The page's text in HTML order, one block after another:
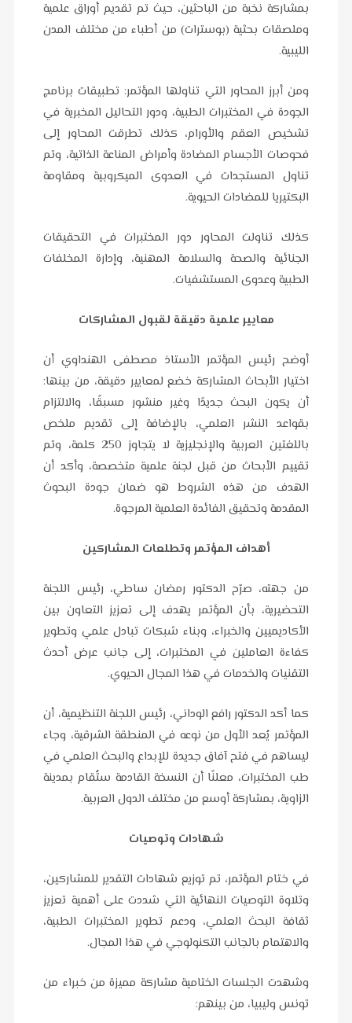
بمشاركة نخبة من الباحثين، حيث تم تقديم أوراق علمية
وملصقات بحثية (بوسترات) من أطباء من مختلف المدن
الليبية.
ومن أبرز المحاور التي تناولها المؤتمر: تطبيقات برنامج
الجودة في المختبرات الطبية، ودور التحاليل المخبرية في
تشخيص العقم والأورام، كذلك تطرقت المحاور إلى
فحوصات الأجسام المضادة وأمراض المناعة الذاتية، وتم
تناول المستجدات في العدوى الميكروبية ومقاومة
البكتيريا للمضادات الحيوية.
كذلك تناولت المحاور دور المختبرات في التحقيقات
الجنائية والصحة والسلامة المهنية، وإدارة المخلفات
الطبية وعدوى المستشفيات.
معايير علمية دقيقة لقبول المشاركات
أوضح رئيس المؤتمر الأستاذ مصطفى الهنداوي أن
اختيار الأبحاث المشاركة خضع لمعايير دقيقة، من بينها:
أن يكون البحث جديدًا وغير منشور مسبقًا، والالتزام
بقواعد النشر العلمي، بالإضافة إلى تقديم ملخص
باللغتين العربية والإنجليزية لا يتجاوز 250 كلمة، وتم
تقييم الأبحاث من قبل لجنة علمية متخصصة، وأكد أن
الهدف من هذه الشروط هو ضمان جودة البحوث
المقدمة وتحقيق الفائدة العلمية المرجوة.
أهداف المؤتمر وتطلعات المشاركين
من جهته، صرّح الدكتور رمضان ساطي، رئيس اللجنة
التحضيرية، بأن المؤتمر يهدف إلى تعزيز التعاون بين
الأكاديميين والخبراء، وبناء شبكات تبادل علمي وتطوير
كفاءة العاملين في المختبرات، إلى جانب عرض أحدث
التقنيات والخدمات في هذا المجال الحيوي.
كما أكد الدكتور رافع الوداني، رئيس اللجنة التنظيمية، أن
المؤتمر يُعد الأول من نوعه في المنطقة الشرقية، وجاء
ليساهم في فتح آفاق جديدة للإبداع والبحث العلمي في
طب المختبرات، معلنًا أن النسخة القادمة ستُقام بمدينة
الزاوية، بمشاركة أوسع من مختلف الدول العربية.
شهادات وتوصيات
في ختام المؤتمر، تم توزيع شهادات التقدير للمشاركين،
وتلاوة التوصيات النهائية التي شددت على أهمية تعزيز
ثقافة البحث العلمي، ودعم تطوير المختبرات الطبية،
والاهتمام بالجانب التكنولوجي في هذا المجال.
وشهدت الجلسات الختامية مشاركة مميزة من خبراء من
تونس وليبيا، من بينهم: